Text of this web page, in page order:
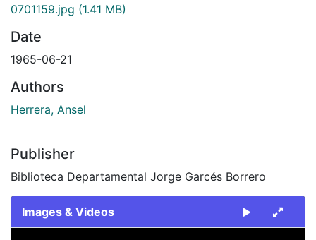
0701159.jpg (1.41 MB)
Date
1965-06-21
Authors
Herrera, Ansel
Publisher
Biblioteca Departamental Jorge Garcés Borrero
Images & Videos